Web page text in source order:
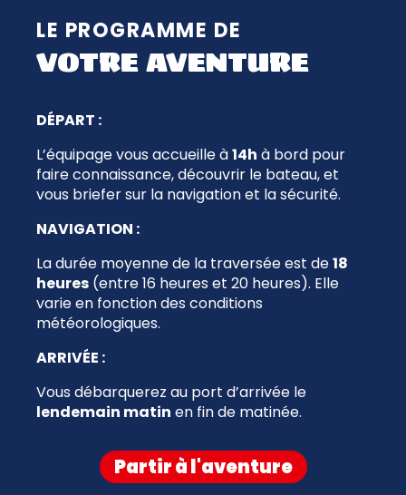
LE PROGRAMME DE
VOTRE AVENTURE
DÉPART :
L’équipage vous accueille à14h à bord pour
faire connaissance, découvrir le bateau, et
vous briefer sur la navigation et la sécurité.
NAVIGATION :
La durée moyenne de la traversée est de18
heures (entre 16 heures et 20 heures). Elle
varie en fonction des conditions
météorologiques.
ARRIVÉE :
Vous débarquerez au port d’arrivée le
lendemain matin en fin de matinée.
Partir à l'aventure